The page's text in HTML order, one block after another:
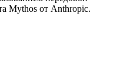
Mythos от Anthropic.